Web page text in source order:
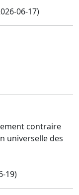
06-17)
contraire
universelle des
19)